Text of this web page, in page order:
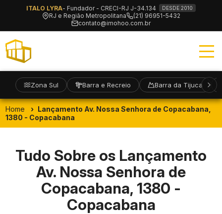
ITALO LYRA- Fundador - CRECI-RJ J-34.134 DESDE 2010
RJ e Região Metropolitana
(21) 96951-5432
contato@imohoo.com.br
Zona Sul Barra e Recreio Barra da Tijuca
Home
Lançamento Av. Nossa Senhora de Copacabana,
1380 - Copacabana
Tudo Sobre os Lançamento
Av. Nossa Senhora de
Copacabana, 1380 -
Copacabana